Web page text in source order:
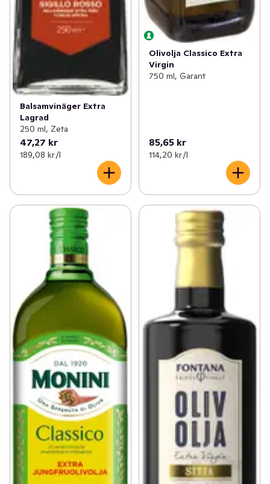
Balsamvinäger Extra
Lagrad
250 ml, Zeta
47,27 kr
189,08 kr /l
Olivolja Classico Extra
Virgin
750 ml, Garant
85,65 kr
114,20 kr /l